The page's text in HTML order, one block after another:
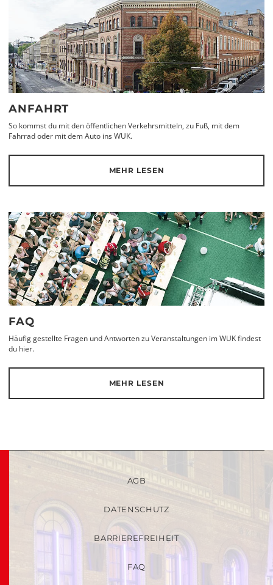
ANFAHRT
So kommst du mit den öffentlichen Verkehrsmitteln, zu Fuß, mit dem
Fahrrad oder mit dem Auto ins WUK.
MEHR LESEN
FAQ
Häufig gestellte Fragen und Antworten zu Veranstaltungen im WUK findest
du hier.
MEHR LESEN
AGB
DATENSCHUTZ
BARRIEREFREIHEIT
FAQ